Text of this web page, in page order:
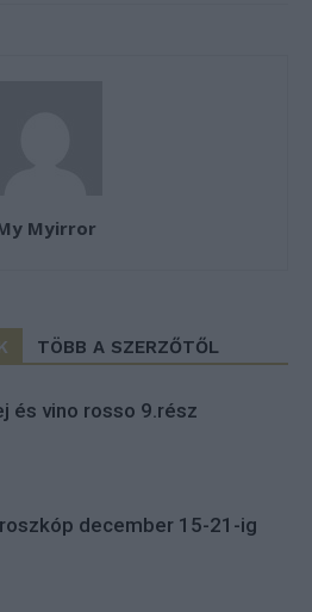
Myirror
TÖBB A SZERZŐTŐL
és vino rosso 9.rész
december 15-21-ig